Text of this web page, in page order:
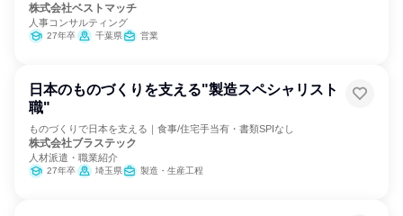
株式会社ベストマッチ
人事コンサルティング
27年卒 千葉県 営業
日本のものづくりを支える"製造スペシャリスト
職"
ものづくりで日本を支える｜食事/住宅手当有・書類SPIなし
株式会社ブラステック
人材派遣・職業紹介
27年卒 埼玉県 製造・生産工程